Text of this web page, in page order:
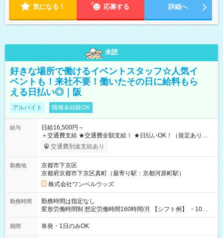
気になる！ 応募する 詳細へ
未読
好きな場所で働けるイベントスタッフ☆人気イ
ベントも！来社不要！働いたその日に給料もら
える日払い◎｜阪
アルバイト 職種未経験OK
給与
日給16,500円～
＋交通費支給 ★交通費全額支給！ ★日払いOK！（規定あり） ┗
働いたその日に現金GET♪ お仕事後はコンビニATMから 日払
交通費別途支給あり
勤務地
京都市下京区
京都府京都市下京区真町（最寄り駅：京都河原町駅）
株式会社ワンベルウッズ
勤務時間
勤務時間は指定なし
変形労働時間制 想定労働時間160時間/月 【シフト例】 ・10：
00～20：00
期間 単発・1日のみOK